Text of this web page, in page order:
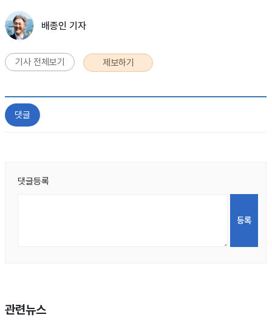
배종인 기자
기사 전체보기 제보하기
댓글
댓글등록
관련뉴스